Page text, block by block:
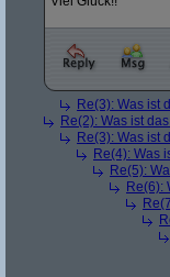
Re(3): Was ist
Re(2): Was ist
Re(3): Was ist
Re(4): Was
Re(5):
Re(6):